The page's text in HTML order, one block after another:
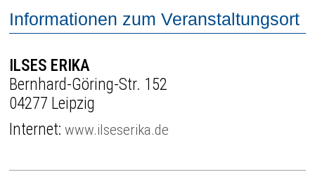
Informationen zum Veranstaltungsort
ILSES ERIKA
Bernhard-Göring-Str. 152
04277 Leipzig
Internet:www.ilseserika.de